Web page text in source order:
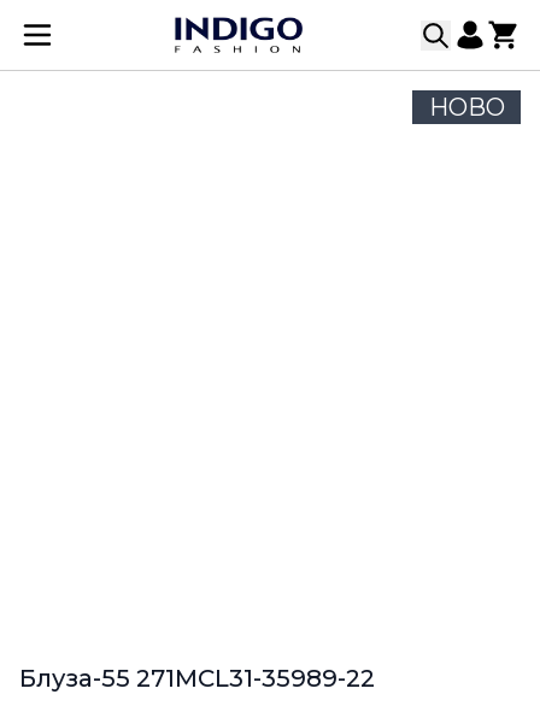
Прескачане към съдържанието
НОВО
Блуза-55 271MCL31-35989-22